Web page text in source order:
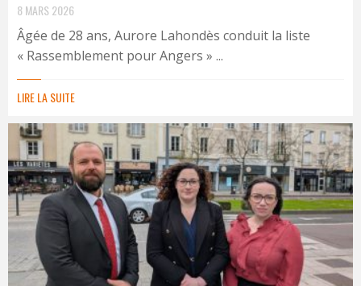
8 MARS 2026
Âgée de 28 ans, Aurore Lahondès conduit la liste
« Rassemblement pour Angers » ...
LIRE LA SUITE